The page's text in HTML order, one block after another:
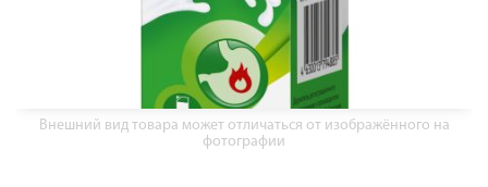
Внешний вид товара может отличаться от изображённого на
фотографии